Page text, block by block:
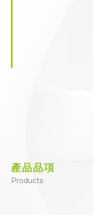
產品品項
Products